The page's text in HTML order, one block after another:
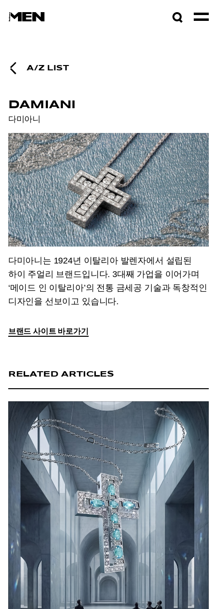
A/Z LIST
DAMIANI
다미아니
다미아니는 1924년 이탈리아 발렌자에서 설립된
하이 주얼리 브랜드입니다. 3대째 가업을 이어가며
‘메이드 인 이탈리아’의 전통 금세공 기술과 독창적인
디자인을 선보이고 있습니다.
브랜드 사이트 바로가기
RELATED ARTICLES